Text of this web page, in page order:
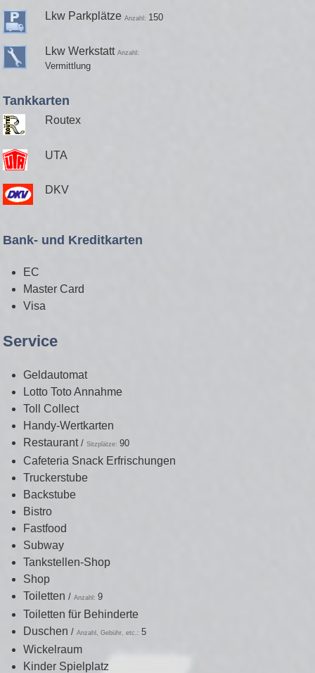
Lkw Parkplätze Anzahl: 150
Lkw WerkstattAnzahl:
Vermittlung
Tankkarten
Routex
UTA
DKV
Bank- und Kreditkarten
EC
Master Card
Visa
Service
Geldautomat
Lotto Toto Annahme
Toll Collect
Handy-Wertkarten
Restaurant/Sitzplätze:90
Cafeteria Snack Erfrischungen
Truckerstube
Backstube
Bistro
Fastfood
Subway
Tankstellen-Shop
Shop
Toiletten/Anzahl:9
Toiletten für Behinderte
Duschen/Anzahl, Gebühr, etc.:5
Wickelraum
Kinder Spielplatz